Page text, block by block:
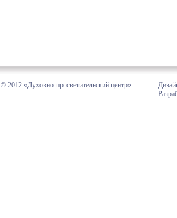
© 2012 «Духовно-просветительский центр»